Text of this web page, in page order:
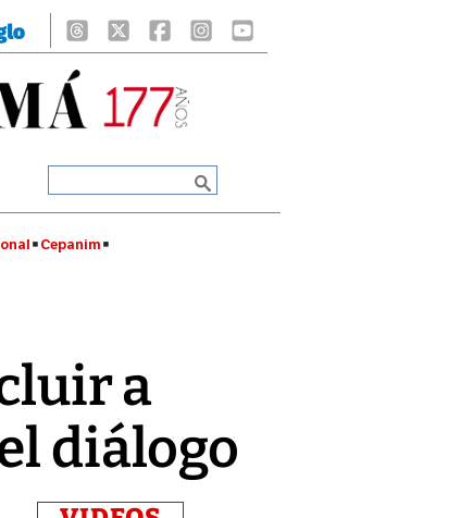
Cepanim
a
diálogo